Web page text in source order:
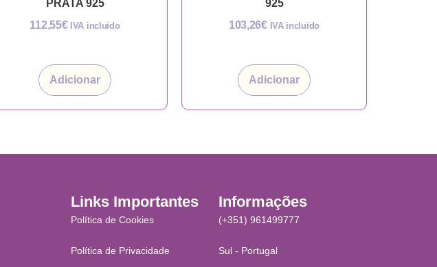
PRATA 925
112,55€ IVA incluido
Adicionar
925
103,26€ IVA incluido
Adicionar
Links Importantes
Política de Cookies
Política de Privacidade
Informações
(+351) 961499777
Sul - Portugal